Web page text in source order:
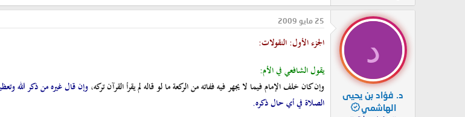
د
د. فؤاد بن يحيى
الهاشمي
25 مايو 2009
الجزء الأول: النقولات:
يقول الشافعي في الأم:
وإن كان خلف الإمام فيما لا يجهر فيه ففاته من الركعة ما لو قاله لم يقرأ القرآن تركه،وإن قال غيره من ذكر الله
الصلاة في أي حال ذكره.